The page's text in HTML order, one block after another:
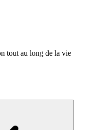
tout au long de la vie